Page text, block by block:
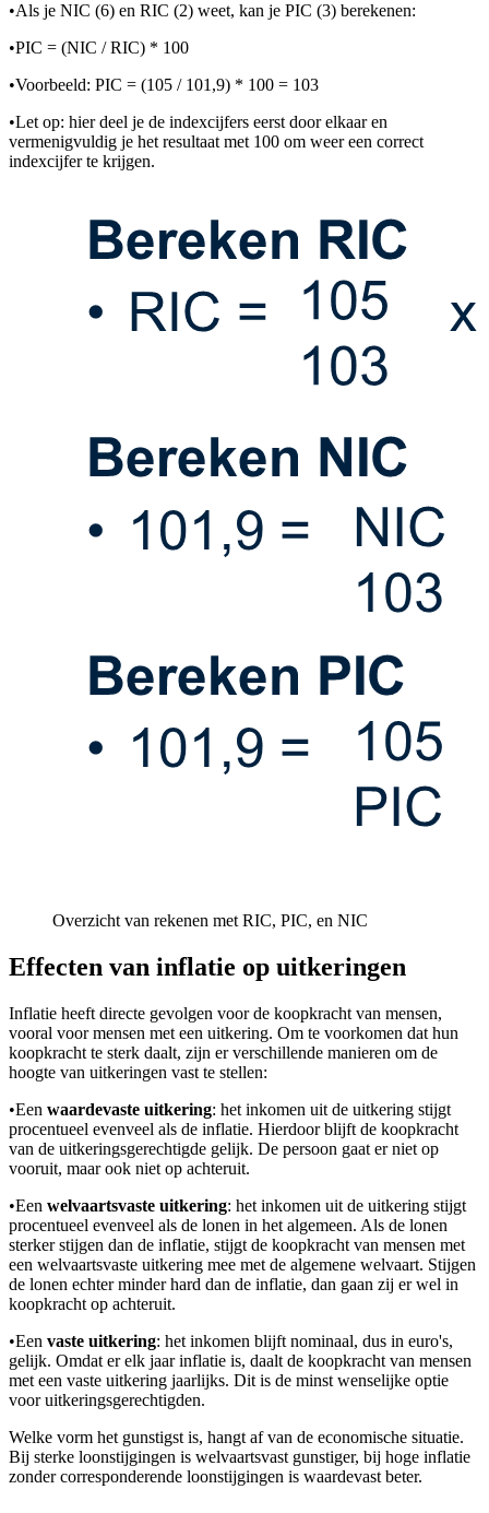
•Als je NIC (6) en RIC (2) weet, kan je PIC (3) berekenen:
•PIC = (NIC / RIC) * 100
•Voorbeeld: PIC = (105 / 101,9) * 100 = 103
•Let op: hier deel je de indexcijfers eerst door elkaar en
vermenigvuldig je het resultaat met 100 om weer een correct
indexcijfer te krijgen.
Overzicht van rekenen met RIC, PIC, en NIC
Effecten van inflatie op uitkeringen
Inflatie heeft directe gevolgen voor de koopkracht van mensen,
vooral voor mensen met een uitkering. Om te voorkomen dat hun
koopkracht te sterk daalt, zijn er verschillende manieren om de
hoogte van uitkeringen vast te stellen:
•Een waardevaste uitkering: het inkomen uit de uitkering stijgt
procentueel evenveel als de inflatie. Hierdoor blijft de koopkracht
van de uitkeringsgerechtigde gelijk. De persoon gaat er niet op
vooruit, maar ook niet op achteruit.
•Een welvaartsvaste uitkering: het inkomen uit de uitkering stijgt
procentueel evenveel als de lonen in het algemeen. Als de lonen
sterker stijgen dan de inflatie, stijgt de koopkracht van mensen met
een welvaartsvaste uitkering mee met de algemene welvaart. Stijgen
de lonen echter minder hard dan de inflatie, dan gaan zij er wel in
koopkracht op achteruit.
•Een vaste uitkering: het inkomen blijft nominaal, dus in euro's,
gelijk. Omdat er elk jaar inflatie is, daalt de koopkracht van mensen
met een vaste uitkering jaarlijks. Dit is de minst wenselijke optie
voor uitkeringsgerechtigden.
Welke vorm het gunstigst is, hangt af van de economische situatie.
Bij sterke loonstijgingen is welvaartsvast gunstiger, bij hoge inflatie
zonder corresponderende loonstijgingen is waardevast beter.